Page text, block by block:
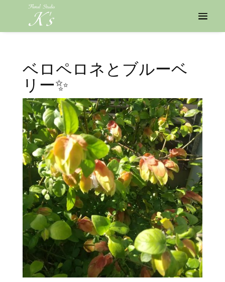
ベロペロネとブルーベ
リー✨